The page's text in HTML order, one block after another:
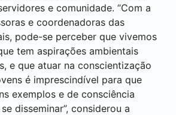
e comunidade. “Com a
e coordenadoras das
pode-se perceber que vivemos
tem aspirações ambientais
e que atuar na conscientização
é imprescindível para que
exemplos e de consciência
disseminar”, considerou a